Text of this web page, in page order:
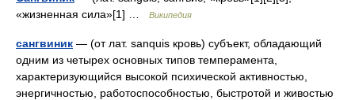
«жизненная сила»[1] …
Википедия
сангвиник — (от лат. sanquis кровь) субъект, обладающий
одним из четырех основных типов темперамента,
характеризующийся высокой психической активностью,
энергичностью, работоспособностью, быстротой и живостью